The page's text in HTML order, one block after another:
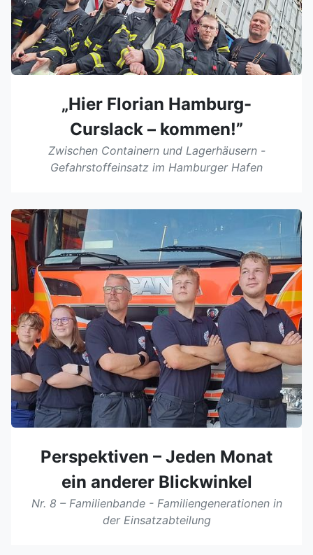
„Hier Florian Hamburg-
Curslack – kommen!”
Zwischen Containern und Lagerhäusern -
Gefahrstoffeinsatz im Hamburger Hafen
Perspektiven – Jeden Monat
ein anderer Blickwinkel
Nr. 8 – Familienbande - Familiengenerationen in
der Einsatzabteilung